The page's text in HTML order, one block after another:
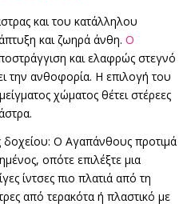
και του κατάλληλου
και ζωηρά άνθη. Ο
και ελαφρώς στεγνό
την ανθοφορία. Η επιλογή του
χώματος θέτει στέρεες
δοχείου: Ο Αγαπάνθους προτιμά
οπότε επιλέξτε μια
ίντσες πιο πλατιά από τη
από τερακότα ή πλαστικό με